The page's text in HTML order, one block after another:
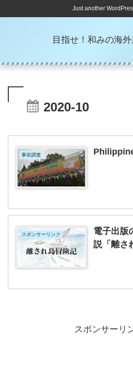
Just another
目指せ！和みの海
2020-10
事前調査
スポンサーリンク
電子出版
説「離さ
スポンサーリ